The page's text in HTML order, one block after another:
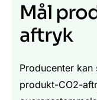
Mål
aftryk
Producenter
produkt-CO2-